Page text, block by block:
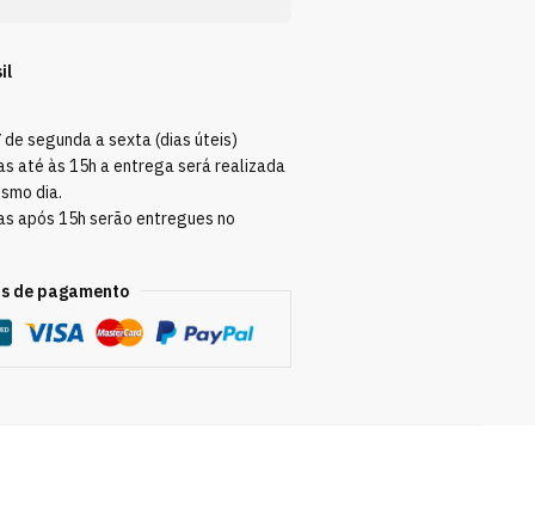
de segunda a sexta (dias úteis)
até às 15h a entrega será realizada
dia.
após 15h serão entregues no
de pagamento